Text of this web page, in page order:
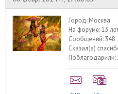
Город: Москва
На форуме:13
Сообщений: 348
Сказал(а)
Поблагодарили: